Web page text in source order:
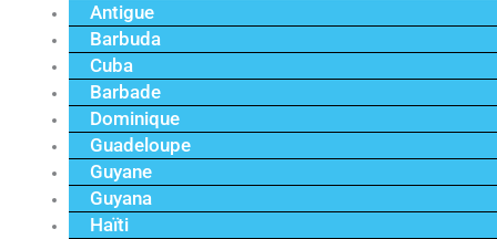
Antigue
Barbuda
Cuba
Barbade
Dominique
Guadeloupe
Guyane
Guyana
Haïti